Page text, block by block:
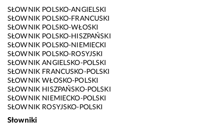
SŁOWNIK POLSKO-ANGIELSKI
SŁOWNIK POLSKO-FRANCUSKI
SŁOWNIK POLSKO-WŁOSKI
SŁOWNIK POLSKO-HISZPAŃSKI
SŁOWNIK POLSKO-NIEMIECKI
SŁOWNIK POLSKO-ROSYJSKI
SŁOWNIK ANGIELSKO-POLSKI
SŁOWNIK FRANCUSKO-POLSKI
SŁOWNIK WŁOSKO-POLSKI
SŁOWNIK HISZPAŃSKO-POLSKI
SŁOWNIK NIEMIECKO-POLSKI
SŁOWNIK ROSYJSKO-POLSKI
Słowniki